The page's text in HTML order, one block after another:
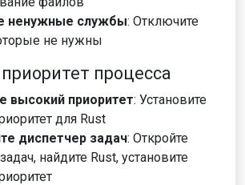
ненужные службы: Отключите
не нужны
процесса
высокий приоритет: Установите
для Rust
диспетчер задач: Откройте
найдите Rust, установите